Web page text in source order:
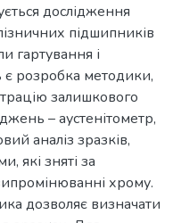
дослідження
підшипників
гартування і
розробка методики,
залишкового
– аустенітометр,
аналіз зразків,
які зняті за
хрому.
дозволяє визначати